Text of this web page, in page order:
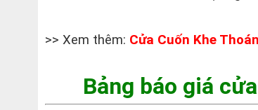
>> Xem thêm: Cửa Cuốn Khe
Bảng báo giá